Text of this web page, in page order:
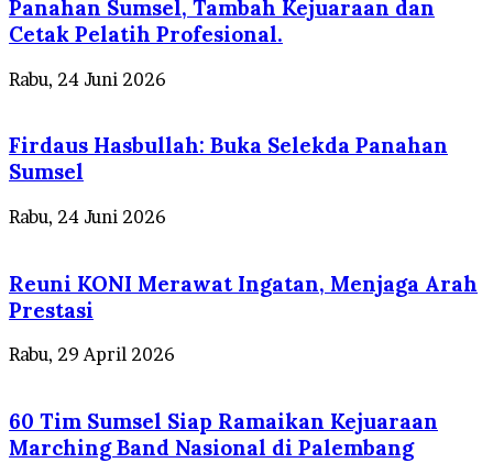
Panahan Sumsel, Tambah Kejuaraan dan
Cetak Pelatih Profesional.
Rabu, 24 Juni 2026
Firdaus Hasbullah: Buka Selekda Panahan
Sumsel
Rabu, 24 Juni 2026
Reuni KONI Merawat Ingatan, Menjaga Arah
Prestasi
Rabu, 29 April 2026
60 Tim Sumsel Siap Ramaikan Kejuaraan
Marching Band Nasional di Palembang